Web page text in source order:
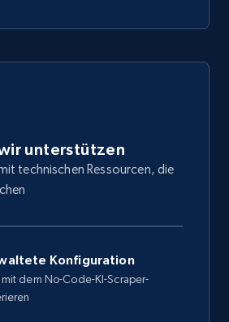
unterstützen
technischen Ressourcen, die
Konfiguration
dem No-Code-KI-Scraper-